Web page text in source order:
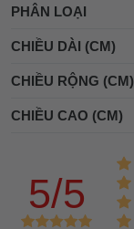
PHÂN LOẠI
CHIỀU DÀI (CM)
CHIỀU RỘNG (CM)
CHIỀU CAO (CM)
5/5